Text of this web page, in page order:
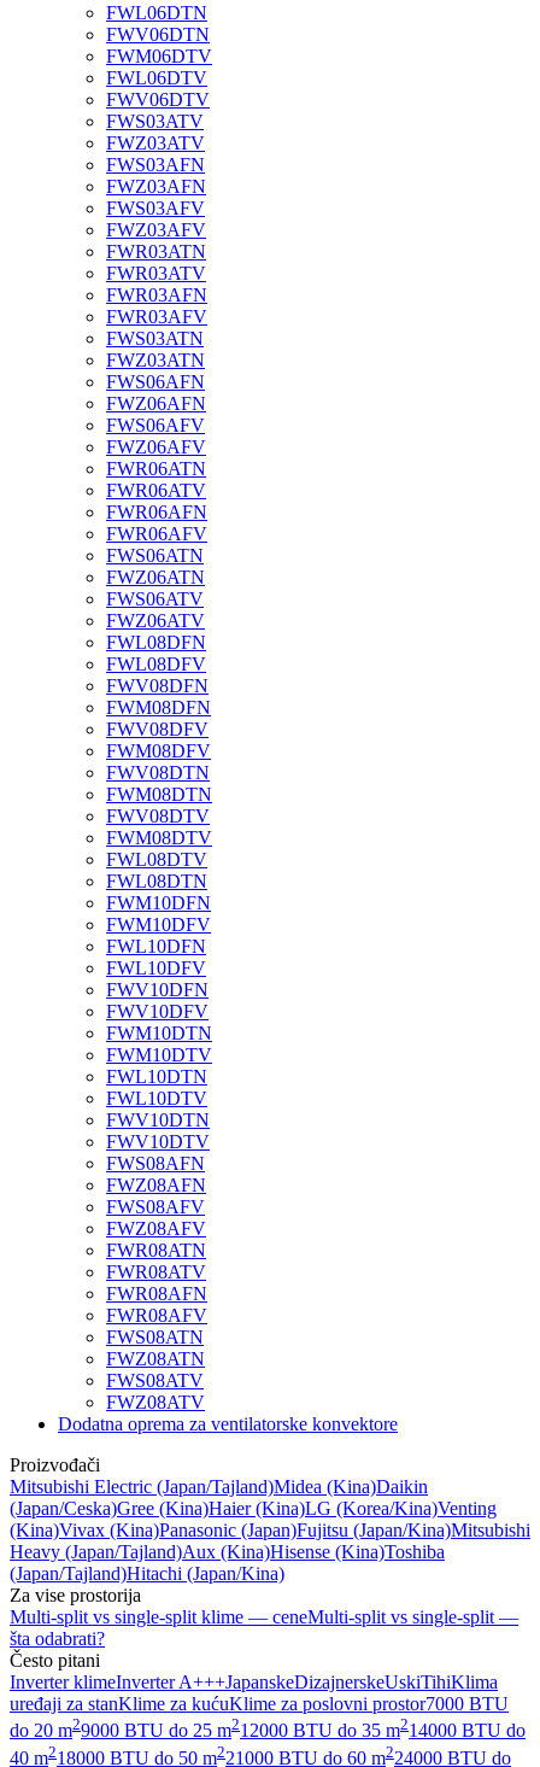
FWL06DTN
FWV06DTN
FWM06DTV
FWL06DTV
FWV06DTV
FWS03ATV
FWZ03ATV
FWS03AFN
FWZ03AFN
FWS03AFV
FWZ03AFV
FWR03ATN
FWR03ATV
FWR03AFN
FWR03AFV
FWS03ATN
FWZ03ATN
FWS06AFN
FWZ06AFN
FWS06AFV
FWZ06AFV
FWR06ATN
FWR06ATV
FWR06AFN
FWR06AFV
FWS06ATN
FWZ06ATN
FWS06ATV
FWZ06ATV
FWL08DFN
FWL08DFV
FWV08DFN
FWM08DFN
FWV08DFV
FWM08DFV
FWV08DTN
FWM08DTN
FWV08DTV
FWM08DTV
FWL08DTV
FWL08DTN
FWM10DFN
FWM10DFV
FWL10DFN
FWL10DFV
FWV10DFN
FWV10DFV
FWM10DTN
FWM10DTV
FWL10DTN
FWL10DTV
FWV10DTN
FWV10DTV
FWS08AFN
FWZ08AFN
FWS08AFV
FWZ08AFV
FWR08ATN
FWR08ATV
FWR08AFN
FWR08AFV
FWS08ATN
FWZ08ATN
FWS08ATV
FWZ08ATV
Dodatna oprema za ventilatorske konvektore
Proizvođači
Mitsubishi Electric (Japan/Tajland)Midea (Kina)Daikin
(Japan/Ceska)Gree (Kina)Haier (Kina)LG (Korea/Kina)Venting
(Kina)Vivax (Kina)Panasonic (Japan)Fujitsu (Japan/Kina)Mitsubishi
Heavy (Japan/Tajland)Aux (Kina)Hisense (Kina)Toshiba
(Japan/Tajland)Hitachi (Japan/Kina)
Za vise prostorija
Multi-split vs single-split klime — ceneMulti-split vs single-split —
šta odabrati?
Često pitani
Inverter klimeInverter A+++JapanskeDizajnerskeUskiTihiKlima
uređaji za stanKlime za kućuKlime za poslovni prostor7000 BTU
do 20 m29000 BTU do 25 m212000 BTU do 35 m214000 BTU do
40 m218000 BTU do 50 m221000 BTU do 60 m224000 BTU do